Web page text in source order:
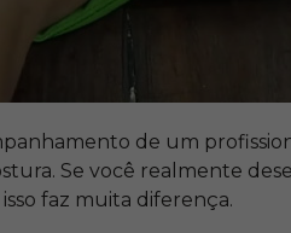
de um
Se você realmente
faz muita diferença.